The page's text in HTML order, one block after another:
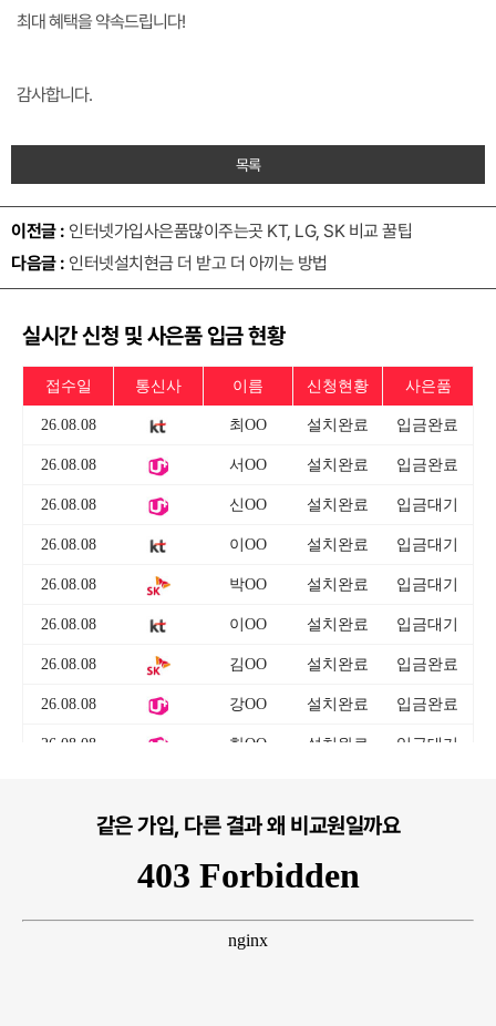
최대 혜택을 약속드립니다!
감사합니다.
목록
이전글 : 인터넷가입사은품많이주는곳 KT, LG, SK 비교 꿀팁
다음글 : 인터넷설치현금 더 받고 더 아끼는 방법
실시간 신청 및 사은품 입금 현황
같은 가입, 다른 결과 왜 비교원일까요